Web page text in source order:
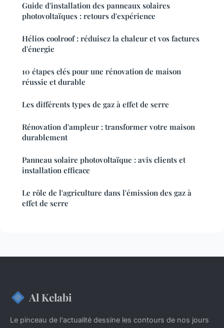
Guide d'installation des panneaux solaires
photovoltaïques : retours d'expérience
Hélios coolroof : réduisez la chaleur et vos factures
d'énergie
10 étapes clés pour une rénovation de maison
réussie et durable
Les différents types de gaz à effet de serre
Rénovation d'ampleur : transformer votre maison
durablement
Panneau solaire photovoltaïque : avis clients et
installation efficace
Le rôle de l'agriculture dans l'émission des gaz à
effet de serre
Al Kelabi
Le pinceau de l'actualité dessine les contours de nos jours